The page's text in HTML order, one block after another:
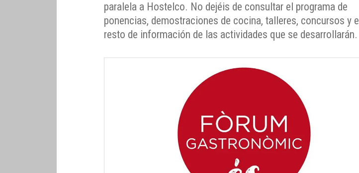
paralela a Hostelco. No dejéis de consultar el programa de
ponencias, demostraciones de cocina, talleres, concursos y el
resto de información de las actividades que se desarrollarán.